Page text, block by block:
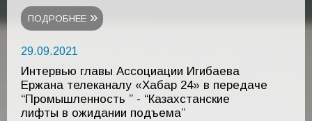
ПОДРОБНЕЕ
29.09.2021
Интервью главы Ассоциации Игибаева
Ержана телеканалу «Хабар 24» в передаче
“Промышленность ” - “Казахстанские
лифты в ожидании подъема”